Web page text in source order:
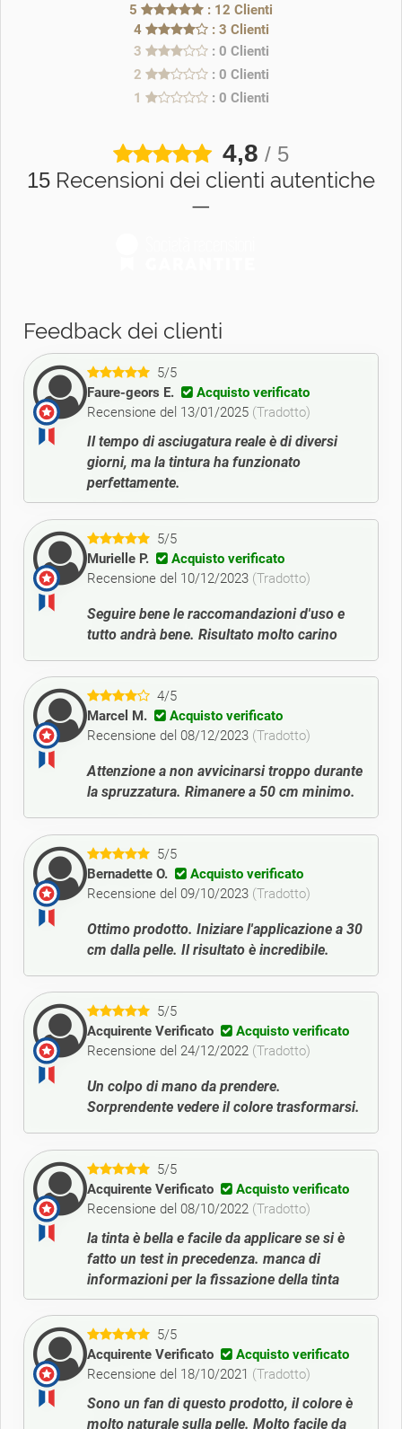
5
: 12 Clienti
4
: 3 Clienti
3
: 0 Clienti
2
: 0 Clienti
1
: 0 Clienti
4,8 / 5
15 Recensioni dei clienti autentiche
—
Feedback dei clienti
5/5
Faure-geors E.
Acquisto verificato
Recensione del 13/01/2025 (Tradotto)
Il tempo di asciugatura reale è di diversi
giorni, ma la tintura ha funzionato
perfettamente.
5/5
Murielle P.
Acquisto verificato
Recensione del 10/12/2023 (Tradotto)
Seguire bene le raccomandazioni d'uso e
tutto andrà bene. Risultato molto carino
4/5
Marcel M.
Acquisto verificato
Recensione del 08/12/2023 (Tradotto)
Attenzione a non avvicinarsi troppo durante
la spruzzatura. Rimanere a 50 cm minimo.
5/5
Bernadette O.
Acquisto verificato
Recensione del 09/10/2023 (Tradotto)
Ottimo prodotto. Iniziare l'applicazione a 30
cm dalla pelle. Il risultato è incredibile.
5/5
Acquirente Verificato
Acquisto verificato
Recensione del 24/12/2022 (Tradotto)
Un colpo di mano da prendere.
Sorprendente vedere il colore trasformarsi.
5/5
Acquirente Verificato
Acquisto verificato
Recensione del 08/10/2022 (Tradotto)
la tinta è bella e facile da applicare se si è
fatto un test in precedenza. manca di
informazioni per la fissazione della tinta
5/5
Acquirente Verificato
Acquisto verificato
Recensione del 18/10/2021 (Tradotto)
Sono un fan di questo prodotto, il colore è
molto naturale sulla pelle. Molto facile da